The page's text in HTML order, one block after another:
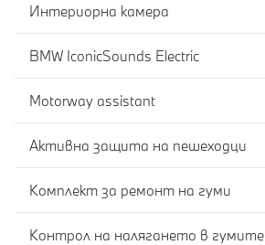
Интериорна камера
BMW IconicSounds Electric
Motorway assistant
Активна защита на пешеходци
Комплект за ремонт на гуми
Контрол на налягането в гумите